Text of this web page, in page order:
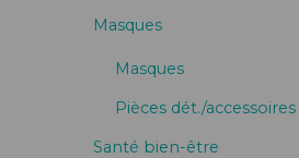
Masques
Masques
Pièces dét./accessoires
Santé bien-être